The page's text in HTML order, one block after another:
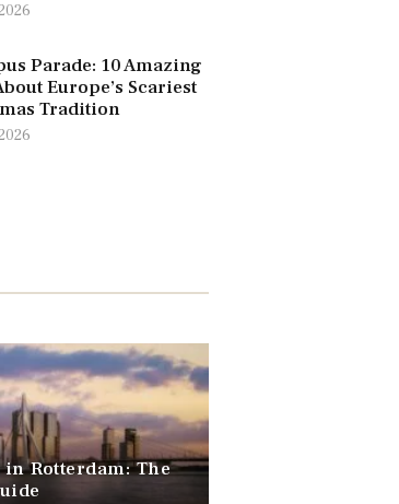
Parade: 10 Amazing
Europe’s Scariest
Tradition
Rotterdam: The